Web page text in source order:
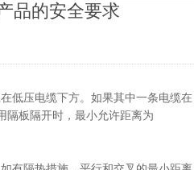
品的安全要求
低压电缆下方。如果其中一条电缆在
隔板隔开时，最小允许距离为